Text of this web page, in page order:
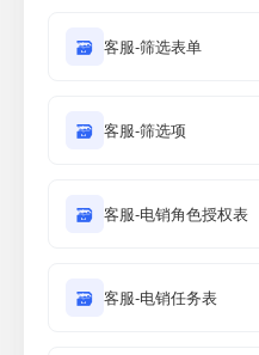
🗃 客服-筛选表单
🗃 客服-筛选项
🗃 客服-电销角色授权表
🗃 客服-电销任务表